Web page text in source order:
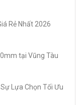
Rẻ Nhất 2026
tại Vũng Tàu
Lựa Chọn Tối Ưu